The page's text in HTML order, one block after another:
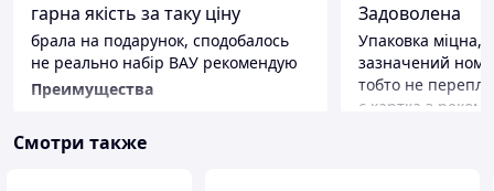
гарна якість за таку ціну
брала на подарунок, сподобалось
не реально набір ВАУ рекомендую
Преимущества
Задоволена
Упаковка міцна,
зазначений
тобто не
є картка з
Смотри также